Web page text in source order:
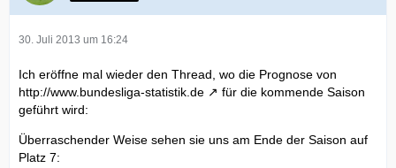
30. Juli 2013 um 16:24
Ich eröffne mal wieder den Thread, wo die Prognose von
http://www.bundesliga-statistik.de
für die kommende Saison
geführt wird:
Überraschender Weise sehen sie uns am Ende der Saison auf
Platz 7: